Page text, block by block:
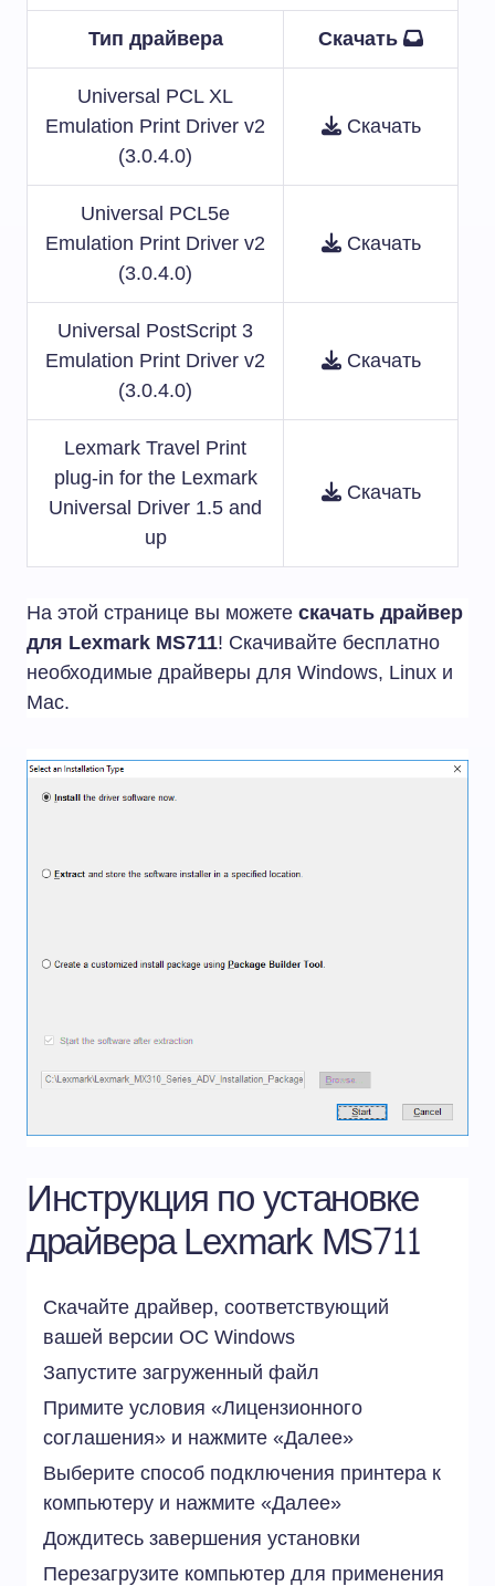
Тип драйвера Скачать
Universal PCL XL
Emulation Print Driver v2
(3.0.4.0)
Скачать
Universal PCL5e
Emulation Print Driver v2
(3.0.4.0)
Скачать
Universal PostScript 3
Emulation Print Driver v2
(3.0.4.0)
Скачать
Lexmark Travel Print
plug-in for the Lexmark
Universal Driver 1.5 and
up
Скачать
На этой странице вы можете скачать драйвер
для Lexmark MS711! Скачивайте бесплатно
необходимые драйверы для Windows, Linux и
Mac.
Инструкция по установке
драйвера Lexmark MS711
Скачайте драйвер, соответствующий
вашей версии ОС Windows
Запустите загруженный файл
Примите условия «Лицензионного
соглашения» и нажмите «Далее»
Выберите способ подключения принтера к
компьютеру и нажмите «Далее»
Дождитесь завершения установки
Перезагрузите компьютер для применения